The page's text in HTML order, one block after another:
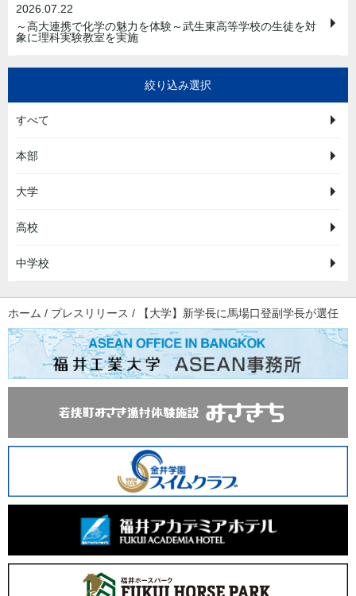
2026.07.22
～高大連携で化学の魅力を体験～武生東高等学校の生徒を対
象に理科実験教室を実施
絞り込み選択
すべて
本部
大学
高校
中学校
ホーム / プレスリリース / 【大学】新学長に馬場口登副学長が選任